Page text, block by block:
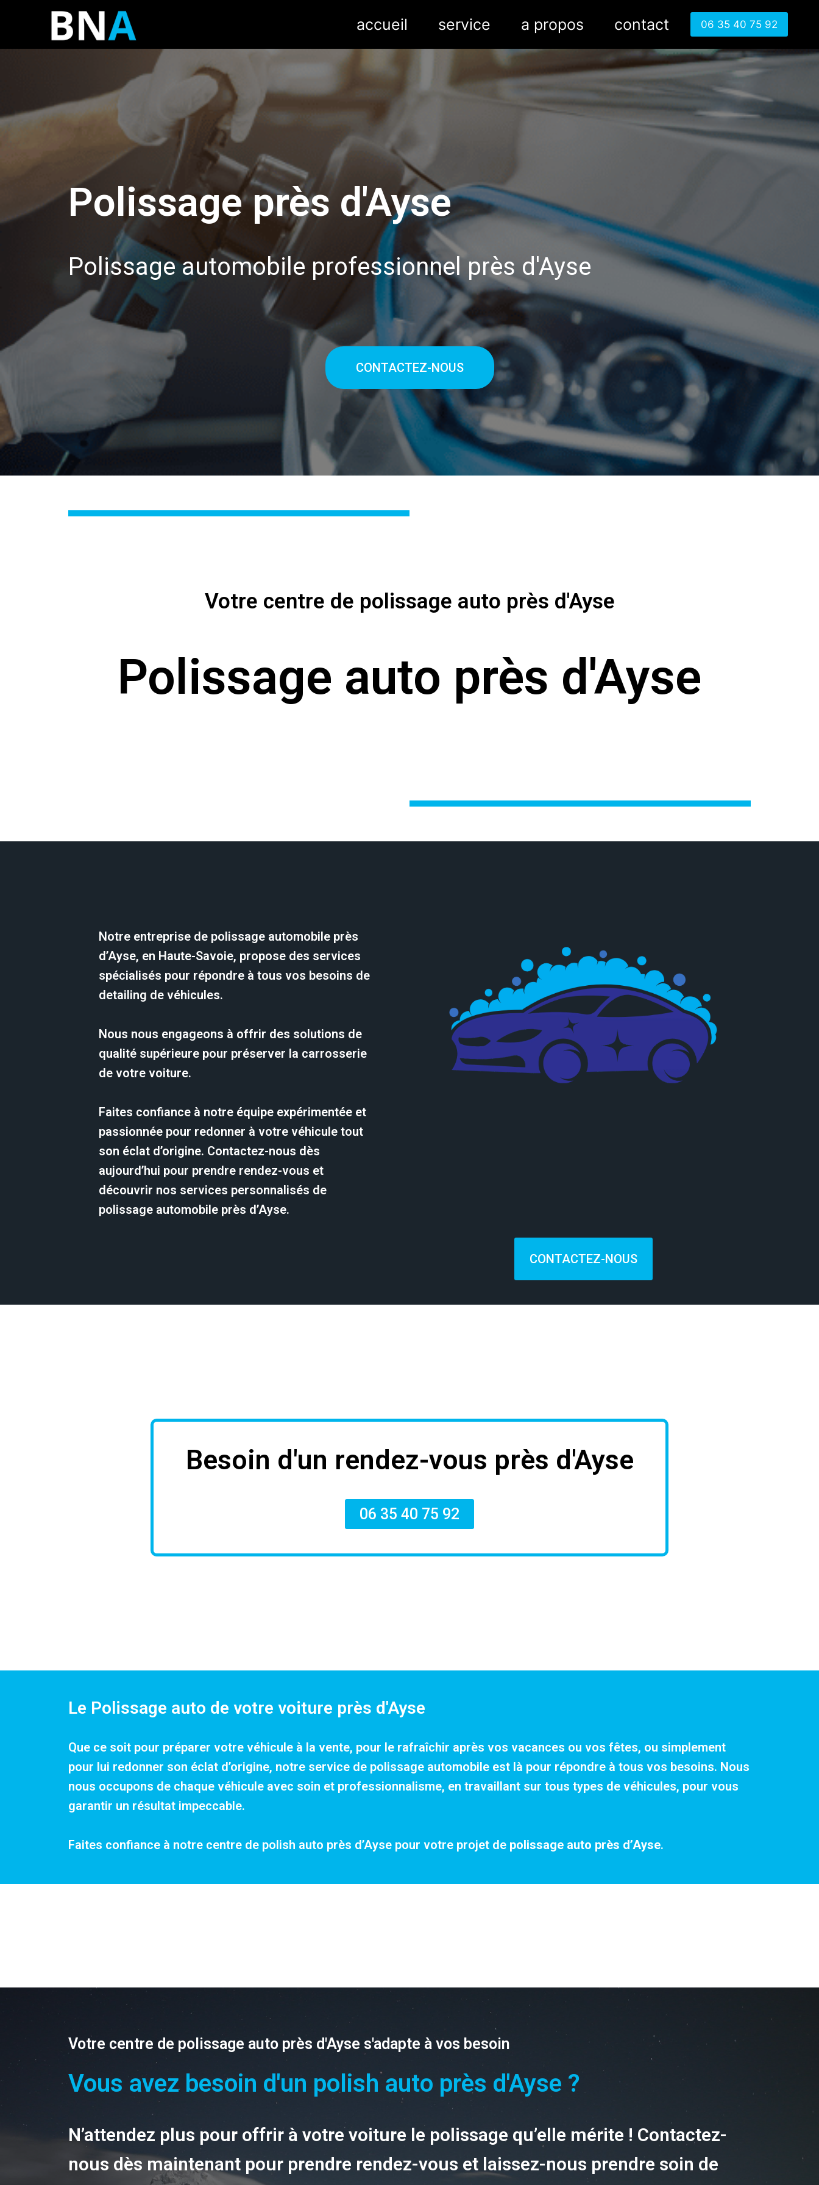
accueil service a propos contact 06 35 40 75 92
Polissage près d'Ayse
Polissage automobile professionnel près d'Ayse
CONTACTEZ-NOUS
Votre centre de polissage auto près d'Ayse
Polissage auto près d'Ayse
Notre entreprise de polissage automobile près
d’Ayse, en Haute-Savoie, propose des services
spécialisés pour répondre à tous vos besoins de
detailing de véhicules.
Nous nous engageons à offrir des solutions de
qualité supérieure pour préserver la carrosserie
de votre voiture.
Faites confiance à notre équipe expérimentée et
passionnée pour redonner à votre véhicule tout
son éclat d’origine. Contactez-nous dès
aujourd’hui pour prendre rendez-vous et
découvrir nos services personnalisés de
polissage automobile près d’Ayse.
CONTACTEZ-NOUS
Besoin d'un rendez-vous près d'Ayse
06 35 40 75 92
Le Polissage auto de votre voiture près d'Ayse
Que ce soit pour préparer votre véhicule à la vente, pour le rafraîchir après vos vacances ou vos fêtes, ou simplement
pour lui redonner son éclat d’origine, notre service de polissage automobile est là pour répondre à tous vos besoins. Nous
nous occupons de chaque véhicule avec soin et professionnalisme, en travaillant sur tous types de véhicules, pour vous
garantir un résultat impeccable.
Faites confiance à notre centre de polish auto près d’Ayse pour votre projet de polissage auto près d’Ayse.
Votre centre de polissage auto près d'Ayse s'adapte à vos besoin
Vous avez besoin d'un polish auto près d'Ayse ?
N’attendez plus pour offrir à votre voiture le polissage qu’elle mérite ! Contactez-
nous dès maintenant pour prendre rendez-vous et laissez-nous prendre soin de